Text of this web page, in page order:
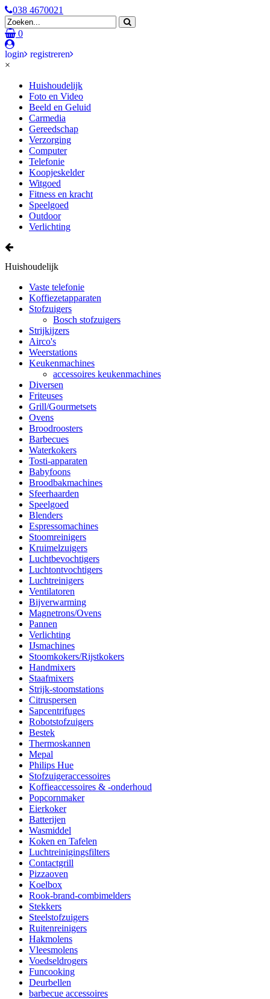
038 4670021
0
login
registreren
×
Huishoudelijk
Foto en Video
Beeld en Geluid
Carmedia
Gereedschap
Verzorging
Computer
Telefonie
Koopjeskelder
Witgoed
Fitness en kracht
Speelgoed
Outdoor
Verlichting
Huishoudelijk
Vaste telefonie
Koffiezetapparaten
Stofzuigers
Bosch stofzuigers
Strijkijzers
Airco's
Weerstations
Keukenmachines
accessoires keukenmachines
Diversen
Friteuses
Grill/Gourmetsets
Ovens
Broodroosters
Barbecues
Waterkokers
Tosti-apparaten
Babyfoons
Broodbakmachines
Sfeerhaarden
Speelgoed
Blenders
Espressomachines
Stoomreinigers
Kruimelzuigers
Luchtbevochtigers
Luchtontvochtigers
Luchtreinigers
Ventilatoren
Bijverwarming
Magnetrons/Ovens
Pannen
Verlichting
IJsmachines
Stoomkokers/Rijstkokers
Handmixers
Staafmixers
Strijk-stoomstations
Citruspersen
Sapcentrifuges
Robotstofzuigers
Bestek
Thermoskannen
Mepal
Philips Hue
Stofzuigeraccessoires
Koffieaccessoires & -onderhoud
Popcornmaker
Eierkoker
Batterijen
Wasmiddel
Koken en Tafelen
Luchtreinigingsfilters
Contactgrill
Pizzaoven
Koelbox
Rook-brand-combimelders
Stekkers
Steelstofzuigers
Ruitenreinigers
Hakmolens
Vleesmolens
Voedseldrogers
Funcooking
Deurbellen
barbecue accessoires